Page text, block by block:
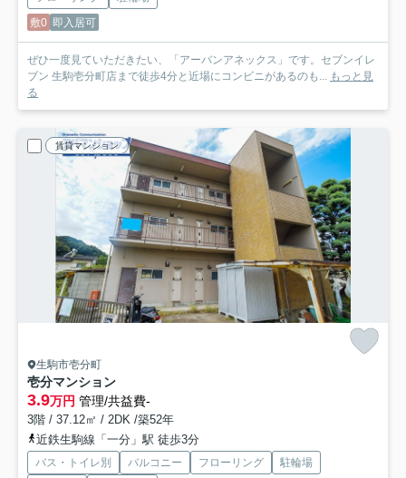
敷0 即入居可
ぜひ一度見ていただきたい、「アーバンアネックス」です。セブンイレ
ブン 生駒壱分町店まで徒歩4分と近場にコンビニがあるのも...
もっと見
る
賃貸マンション
生駒市壱分町
壱分マンション
3.9万円 管理/共益費-
3階 / 37.12㎡ / 2DK /築52年
近鉄生駒線「一分」駅 徒歩3分
バス・トイレ別 バルコニー フローリング
駐輪場